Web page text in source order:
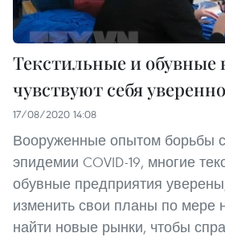
Текстильные и
чувствуют себя уверенно
17/08/2020 14:08
Вооруженные опытом борьбы
эпидемии COVID-19, многие
обувные предприятия
изменить свои планы по мере
найти новые рынки, чтобы